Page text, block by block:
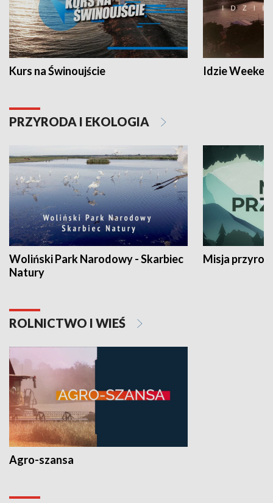
Kurs na Świnoujście Idzie
PRZYRODA I EKOLOGIA
Woliński Park Narodowy - Skarbiec
Natury
Misja
ROLNICTWO I WIEŚ
Agro-szansa